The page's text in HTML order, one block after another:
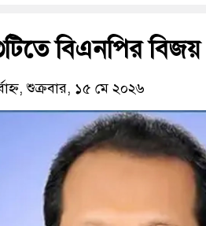
বিএনপির বিজয়
শুক্রবার, ১৫ মে ২০২৬